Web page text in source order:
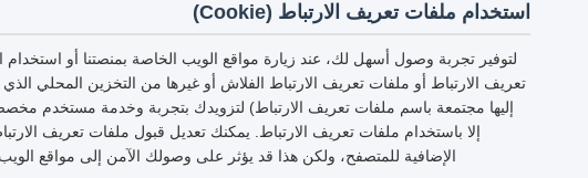
استخدام ملفات تعريف الارتباط (Cookie)
لتوفير تجربة وصول أسهل لك، عند زيارة مواقع الويب الخاصة بمنصتنا أو
تعريف الارتباط أو ملفات تعريف الارتباط الفلاش أو غيرها من التخزين المحلي
إليها مجتمعة باسم ملفات تعريف الارتباط) لتزويدك بتجربة وخدمة مستخدم
إلا باستخدام ملفات تعريف الارتباط. يمكنك تعديل قبول ملفات تعريف
الإضافية للمتصفح، ولكن هذا قد يؤثر على وصولك الآمن إلى مواقع